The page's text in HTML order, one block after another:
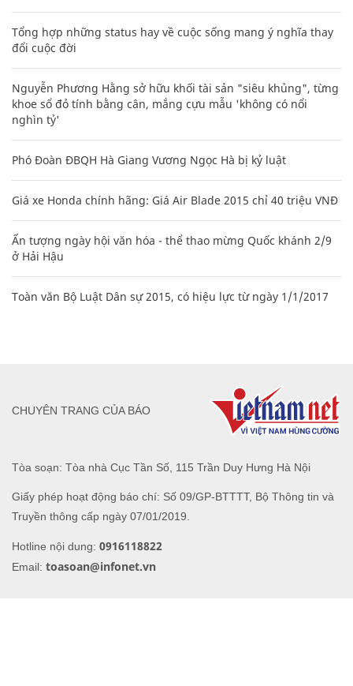
Tổng hợp những status hay về cuộc sống mang ý nghĩa thay
đổi cuộc đời
Nguyễn Phương Hằng sở hữu khối tài sản "siêu khủng", từng
khoe sổ đỏ tính bằng cân, mắng cựu mẫu 'không có nổi
nghìn tỷ'
Phó Đoàn ĐBQH Hà Giang Vương Ngọc Hà bị kỷ luật
Giá xe Honda chính hãng: Giá Air Blade 2015 chỉ 40 triệu VNĐ
Ấn tượng ngày hội văn hóa - thể thao mừng Quốc khánh 2/9
ở Hải Hậu
Toàn văn Bộ Luật Dân sự 2015, có hiệu lực từ ngày 1/1/2017
Tòa soạn: Tòa nhà Cục Tần Số, 115 Trần Duy Hưng Hà Nội
Giấy phép hoạt động báo chí: Số 09/GP-BTTTT, Bộ Thông tin và
Truyền thông cấp ngày 07/01/2019.
Hotline nội dung: 0916118822
Email: toasoan@infonet.vn
CHUYÊN TRANG CỦA BÁO